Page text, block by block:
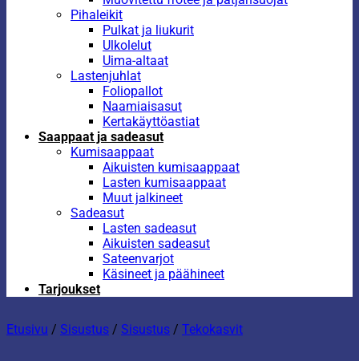
Pihaleikit
Pulkat ja liukurit
Ulkolelut
Uima-altaat
Lastenjuhlat
Foliopallot
Naamiaisasut
Kertakäyttöastiat
Saappaat ja sadeasut
Kumisaappaat
Aikuisten kumisaappaat
Lasten kumisaappaat
Muut jalkineet
Sadeasut
Lasten sadeasut
Aikuisten sadeasut
Sateenvarjot
Käsineet ja päähineet
Tarjoukset
Etusivu / Sisustus / Sisustus / Tekokasvit